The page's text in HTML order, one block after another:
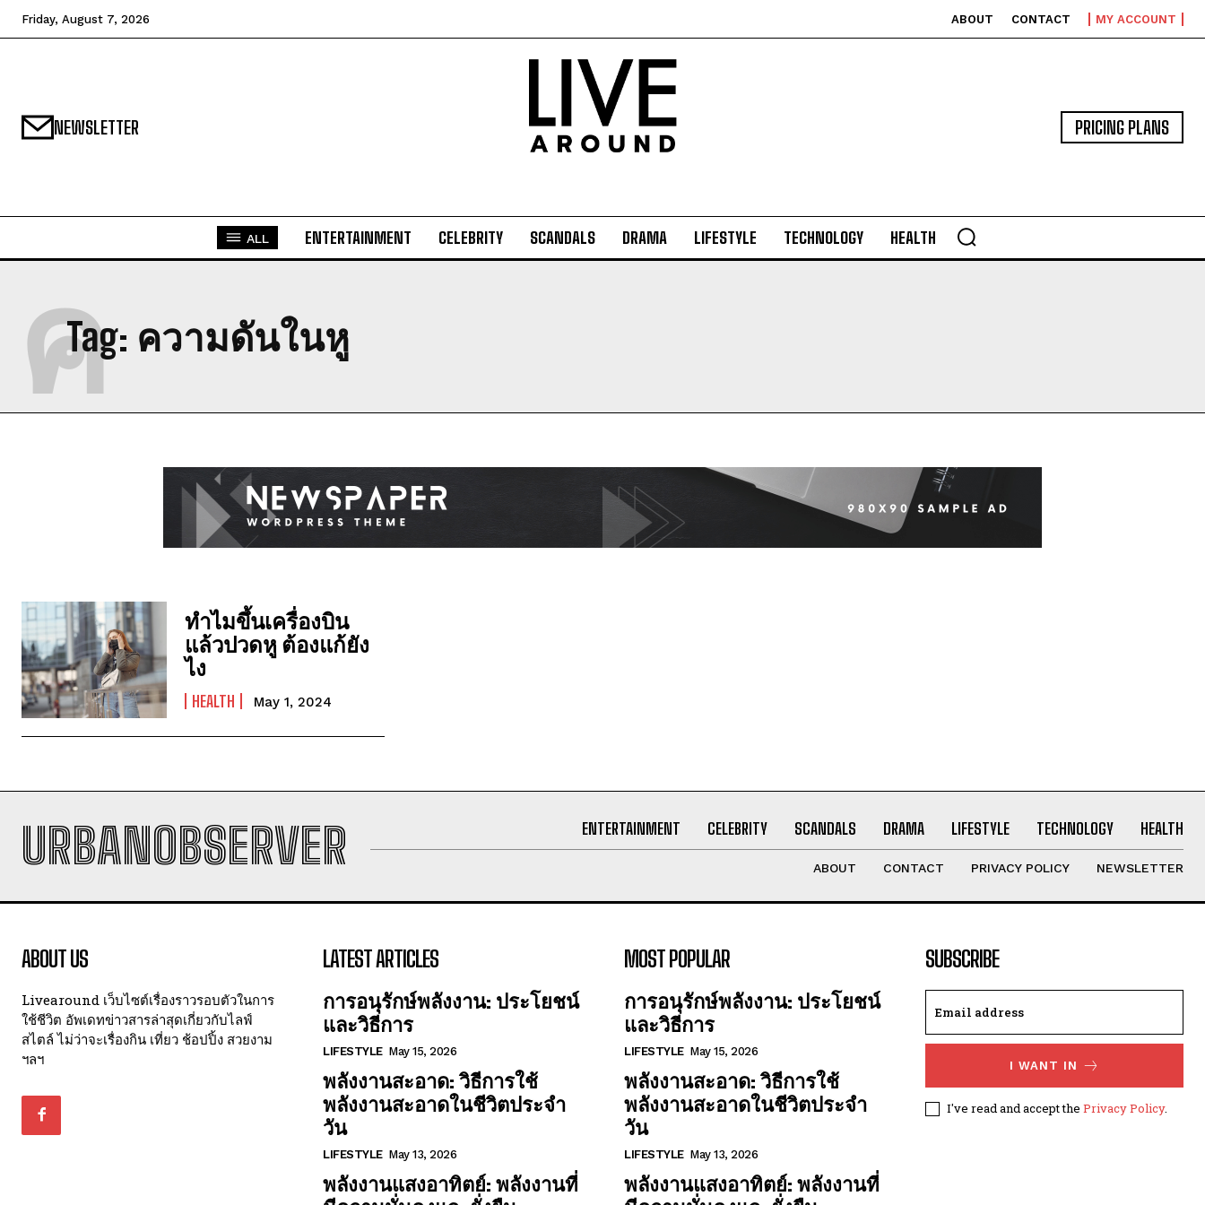
I've read and accept the Privacy Policy.
Friday, August 7, 2026 ABOUT CONTACT MY ACCOUNT
NEWSLETTER PRICING PLANS
ALL ENTERTAINMENT CELEBRITY SCANDALS DRAMA LIFESTYLE TECHNOLOGY HEALTH
Tag: ความดันในหู
ค
ทำไมขึ้นเครื่องบิน
แล้วปวดหู ต้องแก้ยัง
ไง
HEALTH May 1, 2024
URBANOBSERVER ENTERTAINMENT CELEBRITY SCANDALS DRAMA LIFESTYLE TECHNOLOGY HEALTH
ABOUT CONTACT PRIVACY POLICY NEWSLETTER
ABOUT US
Livearound เว็บไซต์เรื่องราวรอบตัวในการ
ใช้ชีวิต อัพเดทข่าวสารล่าสุดเกี่ยวกับไลฟ์
สไตล์ ไม่ว่าจะเรื่องกิน เที่ยว ช้อปปิ้ง สวยงาม
ฯลฯ
LATEST ARTICLES
การอนุรักษ์พลังงาน: ประโยชน์
และวิธีการ
LIFESTYLE May 15, 2026
พลังงานสะอาด: วิธีการใช้
พลังงานสะอาดในชีวิตประจำ
วัน
LIFESTYLE May 13, 2026
พลังงานแสงอาทิตย์: พลังงานที่
MOST POPULAR
การอนุรักษ์พลังงาน: ประโยชน์
และวิธีการ
LIFESTYLE May 15, 2026
พลังงานสะอาด: วิธีการใช้
พลังงานสะอาดในชีวิตประจำ
วัน
LIFESTYLE May 13, 2026
พลังงานแสงอาทิตย์: พลังงานที่
SUBSCRIBE
I WANT IN
I've read and accept the Privacy Policy.